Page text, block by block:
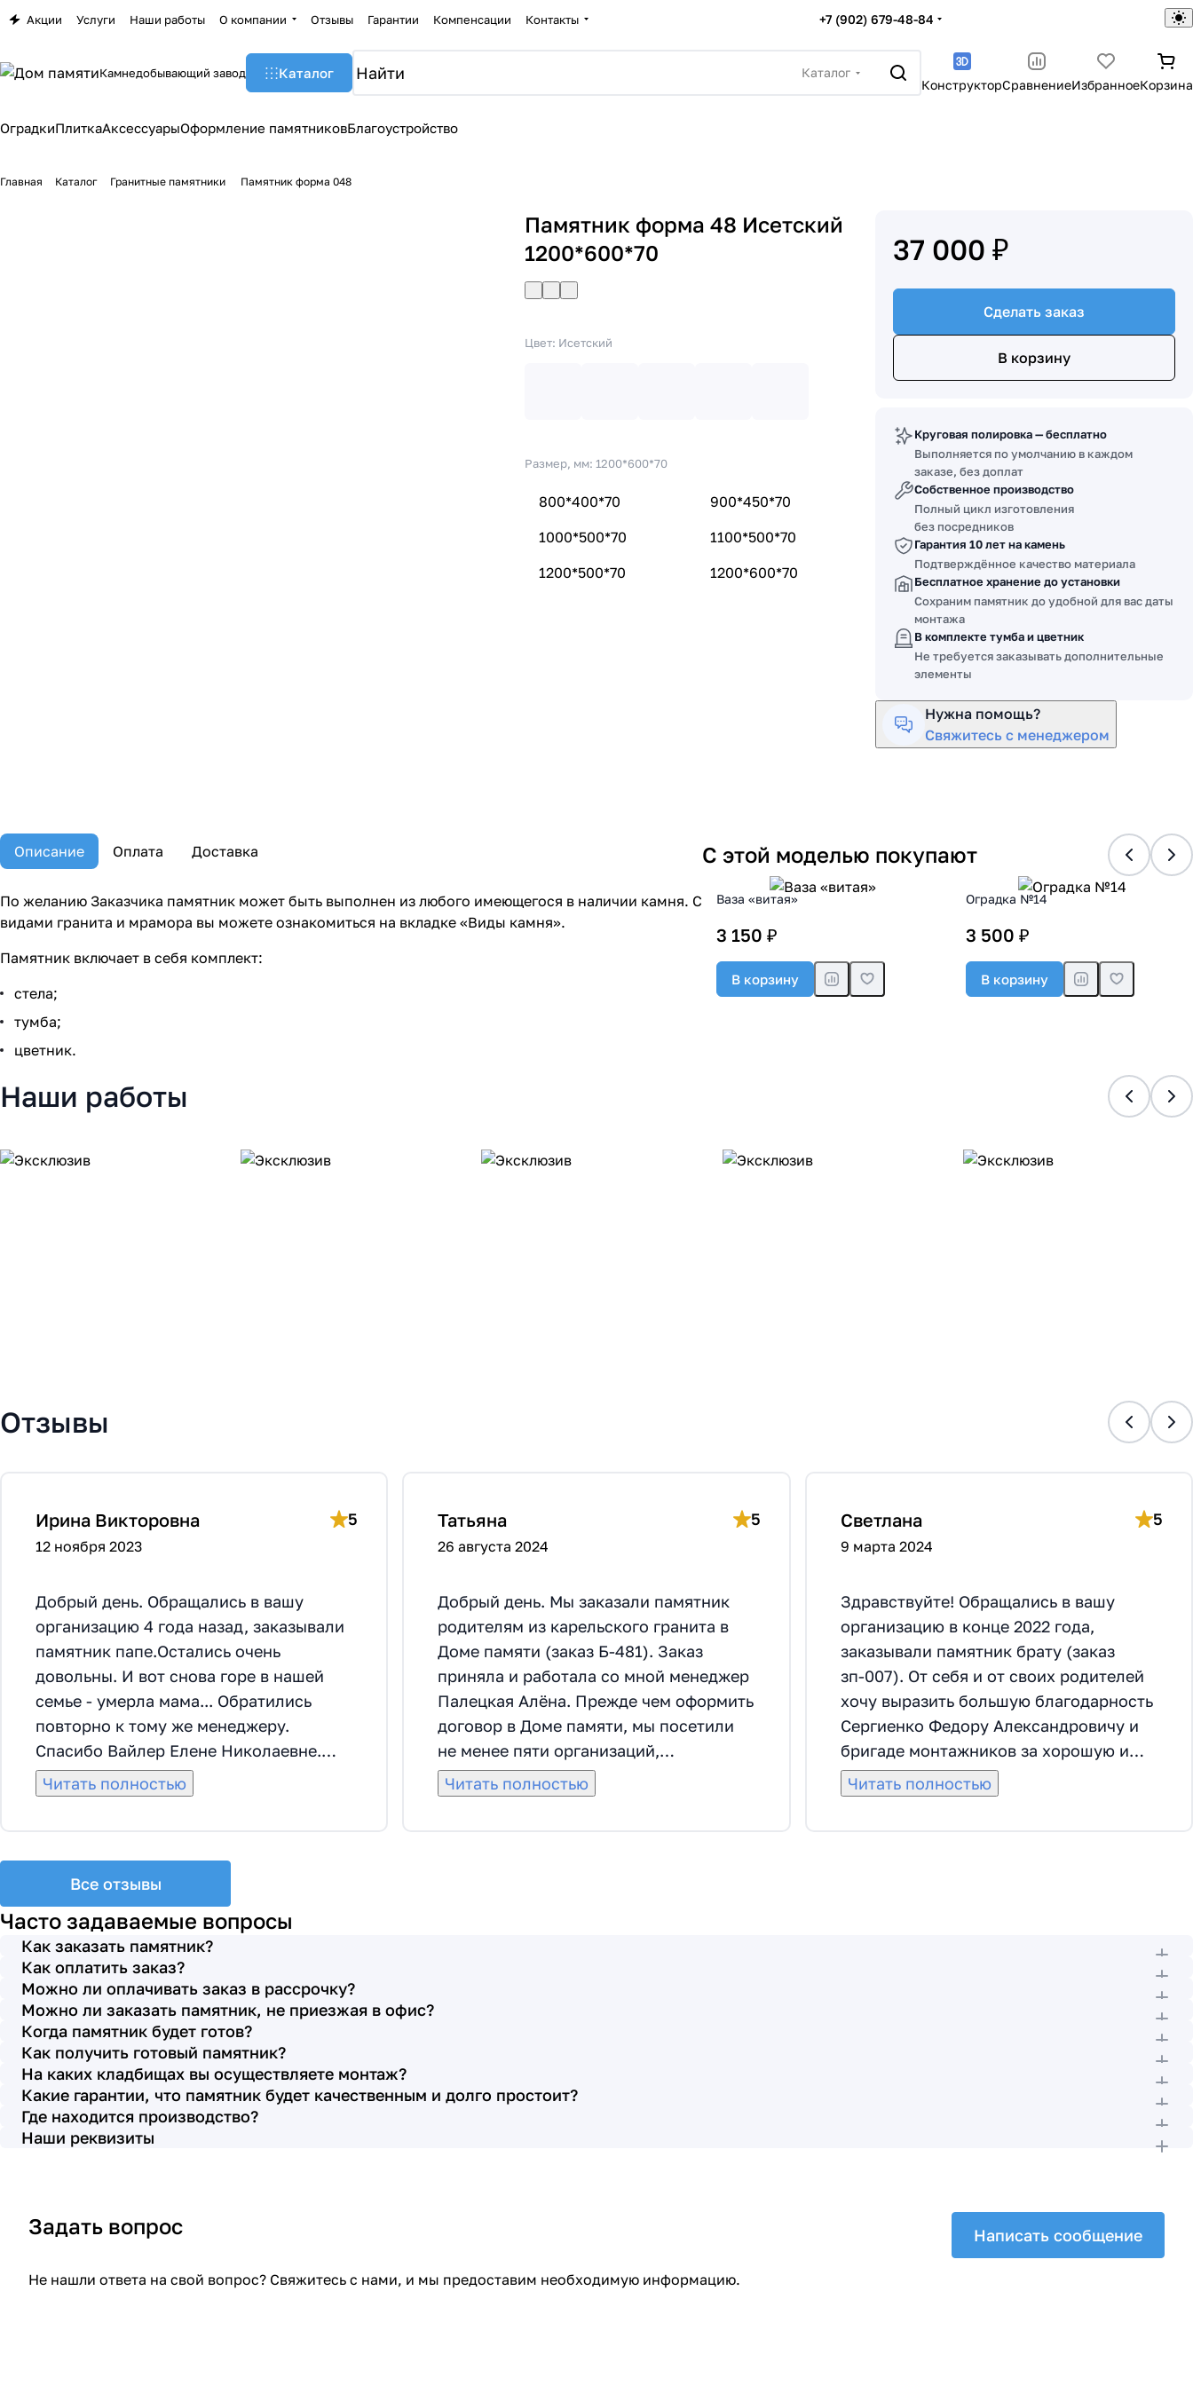
Акции Услуги Наши работы О компании Отзывы Гарантии Компенсации Контакты +7 (902) 679-48-84
Камнедобывающий завод Каталог
Каталог
КонструкторСравнениеИзбранноеКорзина
ОградкиПлиткаАксессуарыОформление памятниковБлагоустройство
Главная Каталог Гранитные памятники Памятник форма 048
Памятник форма 48 Исетский
1200*600*70
Цвет: Исетский
Размер, мм: 1200*600*70
800*400*70
900*450*70
1000*500*70
1100*500*70
1200*500*70
1200*600*70
37 000 ₽
В корзину
Сделать заказ
Круговая полировка — бесплатно
Выполняется по умолчанию в каждом
заказе, без доплат
Собственное производство
Полный цикл изготовления
без посредников
Гарантия 10 лет на камень
Подтверждённое качество материала
Бесплатное хранение до установки
Сохраним памятник до удобной для вас даты
монтажа
В комплекте тумба и цветник
Не требуется заказывать дополнительные
элементы
Нужна помощь?
Свяжитесь с менеджером
Описание Оплата Доставка
По желанию Заказчика памятник может быть выполнен из любого имеющегося в наличии камня. С
видами гранита и мрамора вы можете ознакомиться на вкладке «Виды камня».
Памятник включает в себя комплект:
стела;
тумба;
цветник.
С этой моделью покупают
Ваза «витая»
3 150 ₽
В корзину
Оградка №14
3 500 ₽
В корзину
Наши работы
Отзывы
Ирина Викторовна 5
12 ноября 2023
Добрый день. Обращались в вашу
организацию 4 года назад, заказывали
памятник папе.Остались очень
довольны. И вот снова горе в нашей
семье - умерла мама... Обратились
повторно к тому же менеджеру.
Спасибо Вайлер Елене Николаевне.
Она грамотно помогла мне с выбором
памятника и материала на его
подходила по общему дизайну. Вышли
на улицу, посмотрели представленные
варианты, я определилась с выбором.
Очень тактичная, относится к
заказчикам с пониманием, помогла мне
с выбором эпитафии. Заключили
Договор Г-0619, все этапы которого
были выполнены вовремя и без
нареканий с нашей стороны, все наши
просьбы учтены. В первое наше
обращение мы также очень довольны
остались монтажниками - бригада
назначить эту же бригаду. Мне пошли
спокойно, но в тоже время, соблюдая
Читать полностью
Татьяна 5
26 августа 2024
Добрый день. Мы заказали памятник
родителям из карельского гранита в
Доме памяти (заказ Б-481). Заказ
приняла и работала со мной менеджер
Палецкая Алёна. Прежде чем оформить
договор в Доме памяти, мы посетили
не менее пяти организаций,
занимающихся изготовлением и
монтажем аналогичных памятников.
так как зачастую бывает, что при
выбрать расположение цветника
Читать полностью
Светлана 5
9 марта 2024
Здравствуйте! Обращались в вашу
организацию в конце 2022 года,
заказывали памятник брату (заказ
зп-007). От себя и от своих родителей
хочу выразить большую благодарность
Сергиенко Федору Александровичу и
бригаде монтажников за хорошую и
качественную работу. Сделали все
красиво, даже раньше срока. Федор
Читать полностью
Все отзывы
Часто задаваемые вопросы
Как заказать памятник?
Как оплатить заказ?
Можно ли оплачивать заказ в рассрочку?
Можно ли заказать памятник, не приезжая в офис?
Когда памятник будет готов?
Как получить готовый памятник?
На каких кладбищах вы осуществляете монтаж?
Какие гарантии, что памятник будет качественным и долго простоит?
Где находится производство?
Наши реквизиты
Задать вопрос
Не нашли ответа на свой вопрос? Свяжитесь с нами, и мы предоставим необходимую информацию.
Написать сообщение